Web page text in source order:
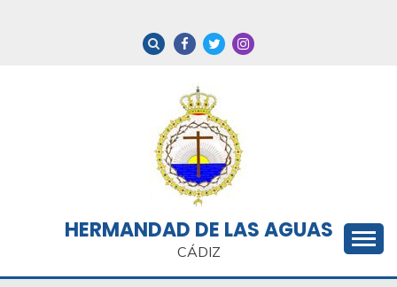
HERMANDAD DE LAS AGUAS
CÁDIZ